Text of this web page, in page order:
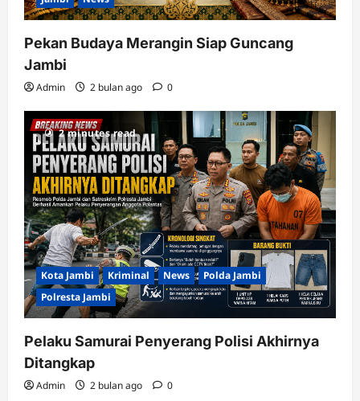
Pekan Budaya Merangin Siap Guncang
Jambi
Admin 2 bulan ago 0
2 minutes read
Kota Jambi Kriminal News
Polda Jambi
Polresta Jambi
Pelaku Samurai Penyerang Polisi Akhirnya
Ditangkap
Admin 2 bulan ago 0